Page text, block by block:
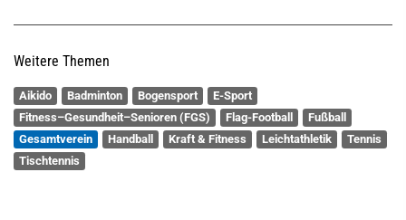
Weitere Themen
Aikido Badminton Bogensport
E-Sport
Fitness–Gesundheit–Senioren (FGS)
Flag-Football
Fußball
Gesamtverein
Handball Kraft & Fitness Leichtathletik
Tennis
Tischtennis